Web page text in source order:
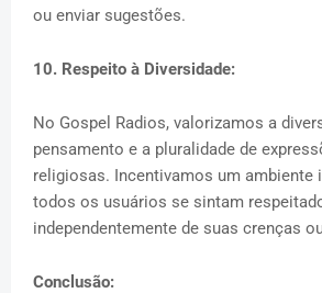
ou enviar sugestões.
10. Respeito à Diversidade:
No Gospel Radios, valorizamos a
pensamento e a pluralidade de
religiosas. Incentivamos um ambiente
todos os usuários se sintam
independentemente de suas crenças
Conclusão: